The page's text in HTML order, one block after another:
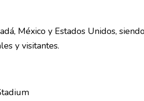
México y Estados Unidos,
y visitantes.